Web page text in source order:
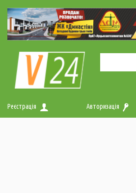
Реєстрація Авторизація